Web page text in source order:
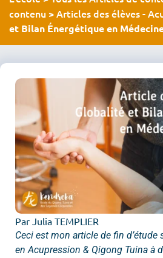
contenu >Articles des élèves -
et Bilan Énergétique en
Par Julia TEMPLIER
Ceci est mon article de fin
en Acupression & Qigong Tuina à